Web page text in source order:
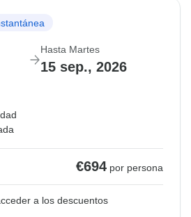
Hasta Martes
15 sep., 2026
€694 por persona
a los descuentos